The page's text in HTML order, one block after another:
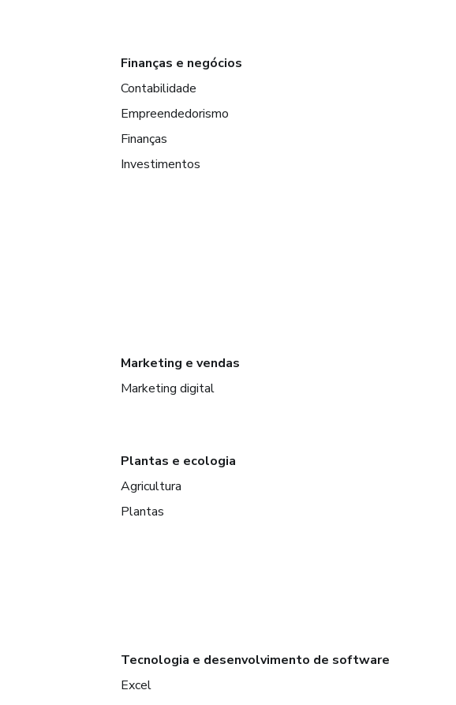
Finanças e negócios
Contabilidade
Empreendedorismo
Finanças
Investimentos
Marketing e vendas
Marketing digital
Plantas e ecologia
Agricultura
Plantas
Tecnologia e desenvolvimento de software
Excel